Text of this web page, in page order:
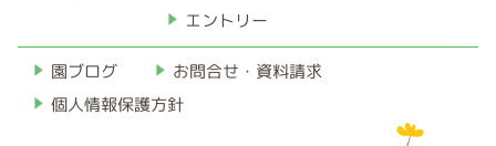
エントリー
園ブログ お問合せ・資料請求
個人情報保護方針